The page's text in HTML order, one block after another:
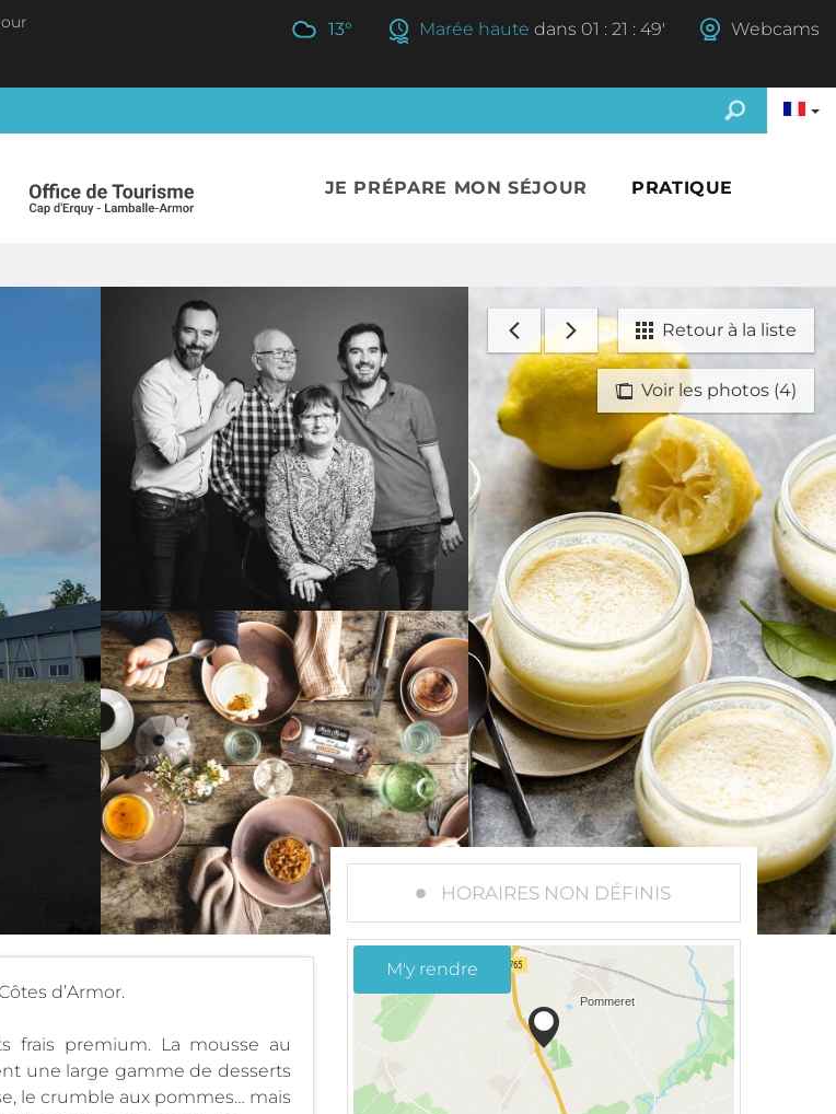
13° Marée haute dans 01 : 21 : 48' Webcams
JE PRÉPARE MON SÉJOUR PRATIQUE
Voir les photos (4)
Retour à la liste
d’Armor.
frais premium. La mousse au
une large gamme de desserts
le crumble aux pommes… mais
HORAIRES NON DÉFINIS
M'y rendre